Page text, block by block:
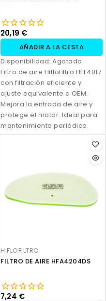
20,19 €
AÑADIR A LA CESTA
Disponibilidad: Agotado
Filtro de aire Hiflofiltro HFF4017
con filtración eficiente y
ajuste equivalente a OEM.
Mejora la entrada de aire y
protege el motor. Ideal para
mantenimiento periódico.
HIFLOFILTRO
FILTRO DE AIRE HFA4204DS
7,24 €